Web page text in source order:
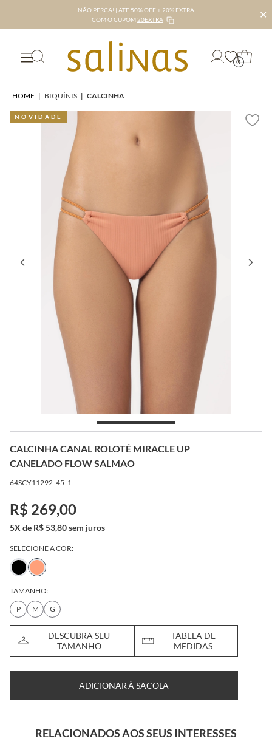
NÃO PERCA! | ATÉ 50% OFF + 20% EXTRA
COM O CUPOM 20EXTRA ✕
0
HOME | BIQUÍNIS | CALCINHA
NOVIDADE
CALCINHA CANAL ROLOTÊ MIRACLE UP
CANELADO FLOW SALMAO
64SCY11292_45_1
R$ 269,00
5X de R$ 53,80 sem juros
SELECIONE A COR:
TAMANHO:
P
M G
DESCUBRA SEU
TAMANHO
TABELA DE
MEDIDAS
ADICIONAR À SACOLA
RELACIONADOS AOS SEUS INTERESSES